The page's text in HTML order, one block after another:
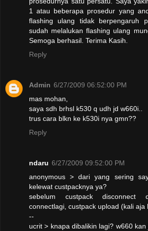
1 atau beberapa prosedur yang
flashing ulang tidak berpengaruh
sudah melalukan flashing ulang
Semoga berhasil. Terima Kasih.
Reply
Admin 6/27/2009 06:52:00 PM
mas mohan,
saya sdh brhsl k530 q udh jd w660i..
trus cara blkn ke k530i nya gmn??
Reply
ndaru 6/27/2009 09:52:00 PM
anonymous > dari yang sering
kelewat custpacknya ya?
sebelum custpack disconnect
connectlagi, custpack upload (kali aja
--
ucrit > knapa dibalikin lagi? w660